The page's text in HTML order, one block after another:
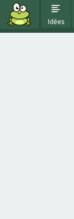
Idées